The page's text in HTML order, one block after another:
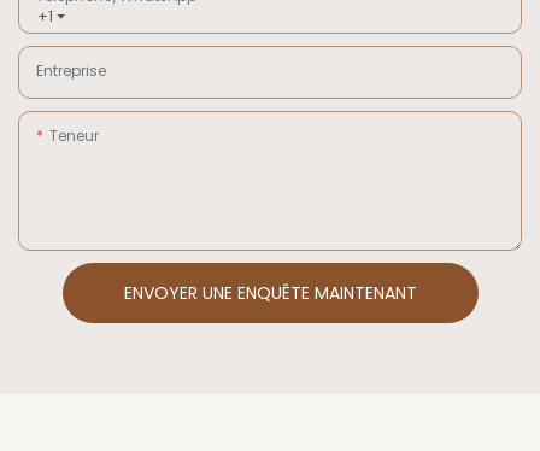
+1
Entreprise
Teneur
ENVOYER UNE ENQUÊTE MAINTENANT